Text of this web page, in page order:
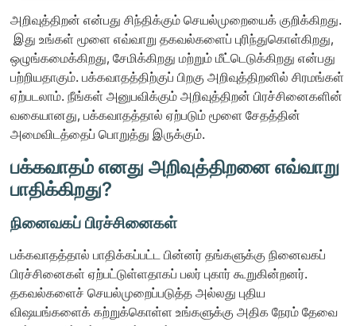
அறிவுத்திறன் என்பது சிந்திக்கும் செயல்முறையைக் குறிக்கிறது.
இது உங்கள் மூளை எவ்வாறு தகவல்களைப் புரிந்துகொள்கிறது,
ஒழுங்கமைக்கிறது, சேமிக்கிறது மற்றும் மீட்டெடுக்கிறது என்பது
பற்றியதாகும். பக்கவாதத்திற்குப் பிறகு அறிவுத்திறனில் சிரமங்கள்
ஏற்படலாம். நீங்கள் அனுபவிக்கும் அறிவுத்திறன் பிரச்சினைகளின்
வகையானது, பக்கவாதத்தால் ஏற்படும் மூளை சேதத்தின்
அமைவிடத்தைப் பொறுத்து இருக்கும்.
பக்கவாதம் எனது அறிவுத்திறனை எவ்வாறு
பாதிக்கிறது?
நினைவகப் பிரச்சினைகள்
பக்கவாதத்தால் பாதிக்கப்பட்ட பின்னர் தங்களுக்கு நினைவகப்
பிரச்சினைகள் ஏற்பட்டுள்ளதாகப் பலர் புகார் கூறுகின்றனர்.
தகவல்களைச் செயல்முறைப்படுத்த அல்லது புதிய
விஷயங்களைக் கற்றுக்கொள்ள உங்களுக்கு அதிக நேரம் தேவை